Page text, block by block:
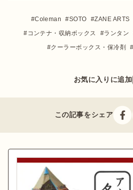
Coleman SOTO ZANE ARTS
コンテナ・収納ボックス
ランタン
クーラーボックス・保冷剤
お気に入りに追加
この記事をシェア